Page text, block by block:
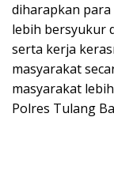
diharapkan
lebih bersyukur
serta kerja
masyarakat
masyarakat
Polres Tulang